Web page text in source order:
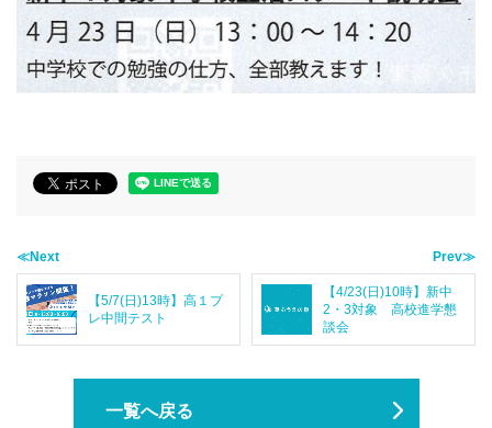
≪Next
【5/7(日)13時】高１プ
レ中間テスト
Prev≫
【4/23(日)10時】新中
2・3対象 高校進学懇
談会
一覧へ戻る